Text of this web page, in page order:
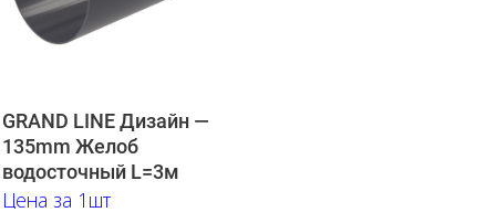
GRAND LINE Дизайн —
135mm Желоб
водосточный L=3м
Цена за 1шт